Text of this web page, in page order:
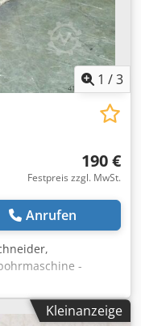
1 /3
190 €
Festpreis zzgl. MwSt.
Anrufen
-
Djdpfx
Watt -max.
-Gewicht: 2,5 kg
Kleinanzeige